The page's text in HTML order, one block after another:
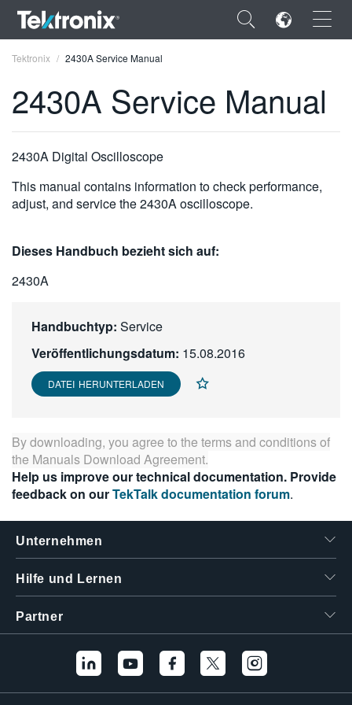
×
ENGLISH
FRANÇAIS
VIỆT NAM
繁體中文
Tektronix 2430A Service Manual
2430A Service Manual
2430A Digital Oscilloscope
This manual contains information to check performance,
adjust, and service the 2430A oscilloscope.
Dieses Handbuch bezieht sich auf:
2430A
Handbuchtyp: Service
Veröffentlichungsdatum: 15.08.2016
DATEI HERUNTERLADEN
By downloading, you agree to the terms and conditions of
the Manuals Download Agreement.
Help us improve our technical documentation. Provide
feedback on ourTekTalk documentation forum.
Unternehmen
Hilfe und Lernen
Partner